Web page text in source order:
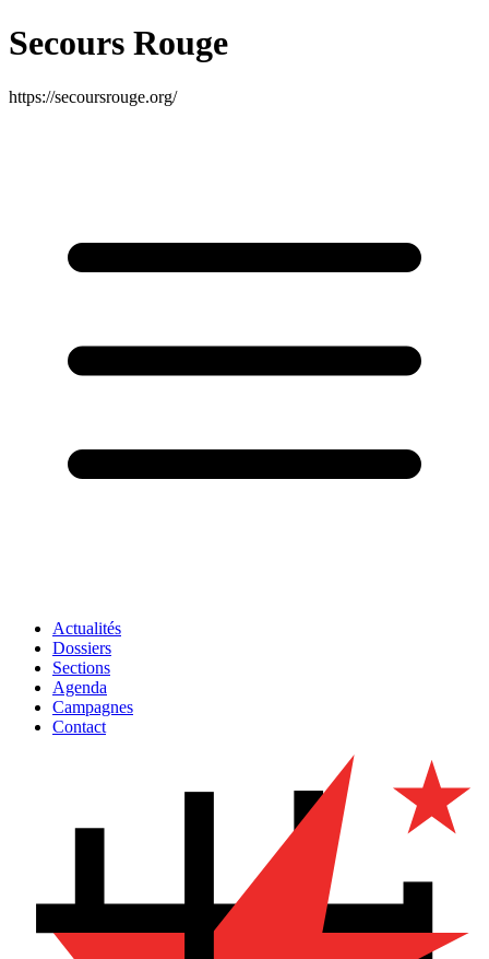
Secours Rouge
https://secoursrouge.org/
Actualités
Dossiers
Sections
Agenda
Campagnes
Contact